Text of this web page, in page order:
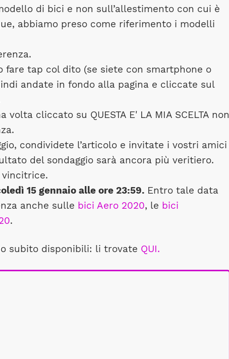
di bici e non sull’allestimento con cui è
abbiamo preso come riferimento i modelli
fare tap col dito (se siete con smartphone o
andate in fondo alla pagina e cliccate sul
cliccato su QUESTA E' LA MIA SCELTA non
condividete l’articolo e invitate i vostri amici
del sondaggio sarà ancora più veritiero.
vincitrice.
15 gennaio alle ore 23:59. Entro tale data
anche sulle bici Aero 2020, le bici
.
subito disponibili: li trovate QUI.